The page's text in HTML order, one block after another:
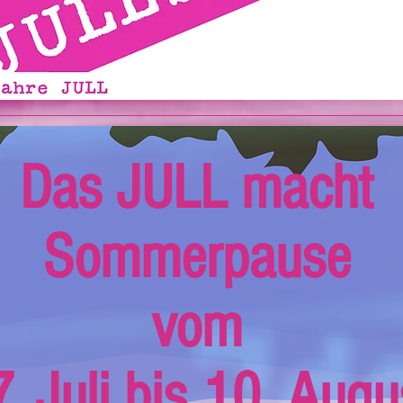
Das JULL macht
Sommerpause
vom